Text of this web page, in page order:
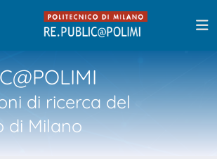
di ricerca del
di Milano